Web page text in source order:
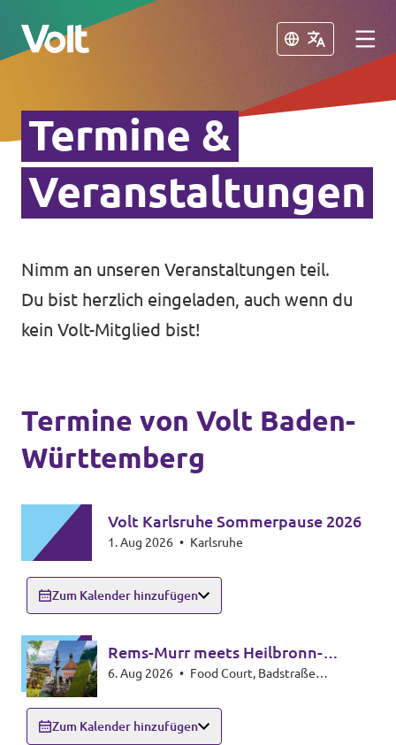
Schließen
Volt in Baden-Württemberg
Lokale Teams
Website
Volt in deinem Bundesland
Schließen
Programm
Über Volt
Menschen
Unsere Events
Mache bei uns mit!
Deine Spende für Volt!
Jobs bei Volt
Unsere Teams in BW
Termine &
Veranstaltungen
Nimm an unseren Veranstaltungen teil.
Du bist herzlich eingeladen, auch wenn du
kein Volt-Mitglied bist!
Termine von Volt Baden-
Württemberg
Volt Karlsruhe Sommerpause 2026
1. Aug 2026 • Karlsruhe
Zum Kalender hinzufügen
Rems-Murr meets Heilbronn-
Hohenlohe
6. Aug 2026 •
Zum Kalender hinzufügen